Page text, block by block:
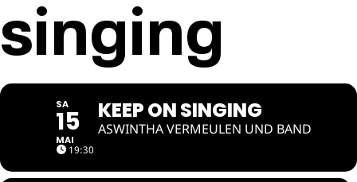
singing
SA
15
MAI
19:30
KEEP ON SINGING
ASWINTHA VERMEULEN UND BAND